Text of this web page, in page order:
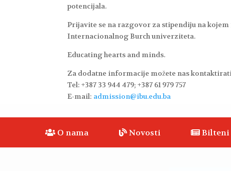
potencijala.
Prijavite se na razgovor za stipendiju na
Internacionalnog Burch univerziteta.
Educating hearts and minds.
Za dodatne informacije možete nas
Tel: +387 33 944 479; +387 61 979 757
E-mail: admission@ibu.edu.ba
O nama Novosti Bilteni